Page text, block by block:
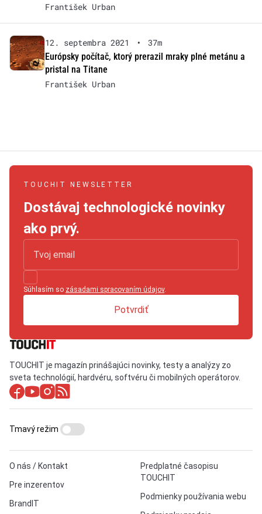
František Urban
12. septembra 2021 •
37m
Európsky počítač, ktorý prerazil mraky plné metánu a
pristal na Titane
František Urban
TOUCHIT NEWSLETTER
Dostávaj technologické novinky
ako prvý.
Súhlasím so zásadami spracovaním údajov.
Potvrdiť
TOUCHIT je magazín prinášajúci novinky, testy a analýzy zo
sveta technológií, hardvéru, softvéru či mobilných operátorov.
O nás / Kontakt
Pre inzerentov
BrandIT
Predplatné časopisu
TOUCHIT
Podmienky používania webu
Tmavý režim